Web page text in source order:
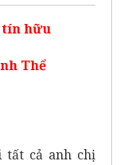
tín hữu
Thể
tất cả anh chị